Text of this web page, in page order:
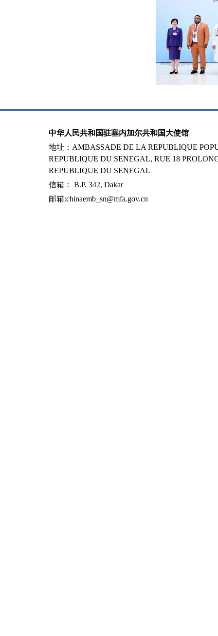
中华人民共和国驻塞内加尔共和国大使馆
地址：AMBASSADE DE LA REPUBLIQUE
REPUBLIQUE DU SENEGAL, RUE 18
REPUBLIQUE DU SENEGAL
信箱： B.P. 342, Dakar
邮箱:chinaemb_sn@mfa.gov.cn